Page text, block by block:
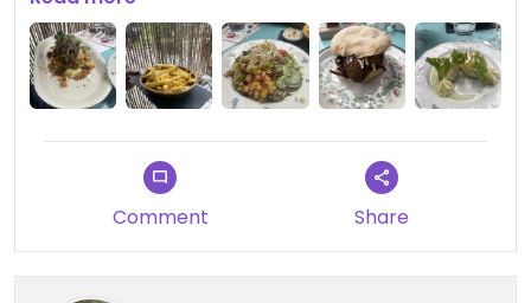
Updated from previous review on 2026-07-06
Comment Share